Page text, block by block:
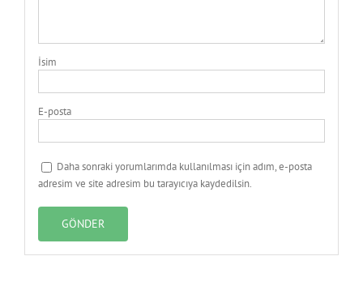
İsim
E-posta
Daha sonraki yorumlarımda kullanılması için adım, e-posta
adresim ve site adresim bu tarayıcıya kaydedilsin.